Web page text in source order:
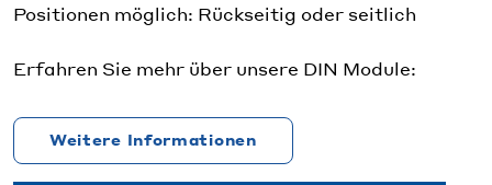
Positionen möglich: Rückseitig oder seitlich
Erfahren Sie mehr über unsere DIN Module:
Weitere Informationen